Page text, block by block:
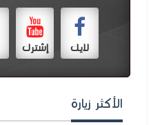
لايك إشترك
الأكثر زيارة